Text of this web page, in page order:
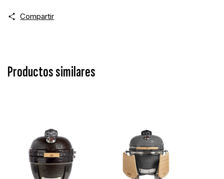
Compartir
Productos similares